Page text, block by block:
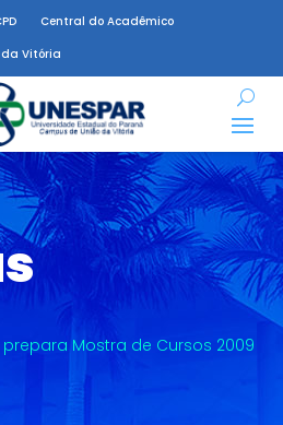
Central do Acadêmico
da Vitória
prepara Mostra de Cursos 2009